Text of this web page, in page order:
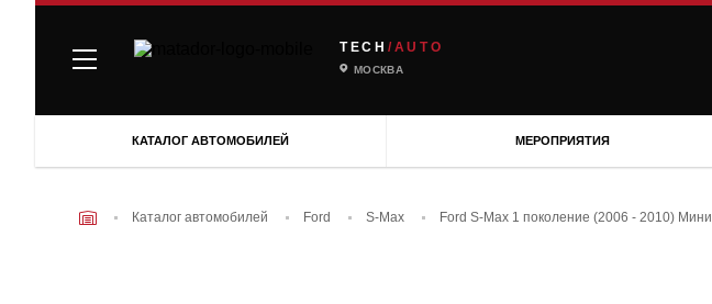
TECH /AUTO
МОСКВА
КАТАЛОГ АВТОМОБИЛЕЙ МЕРОПРИЯТИЯ
Каталог автомобилей Ford S-Max Ford S-Max 1 поколение (2006 - 2010)